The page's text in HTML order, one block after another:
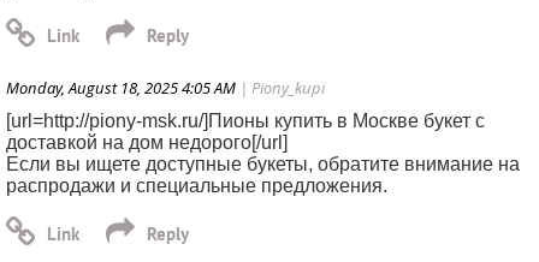
Monday, August 18, 2025 4:05 AM | Piony_kupi
[url=http://piony-msk.ru/]Пионы купить в Москве букет с
доставкой на дом недорого[/url]
Если вы ищете доступные букеты, обратите внимание на
распродажи и специальные предложения.